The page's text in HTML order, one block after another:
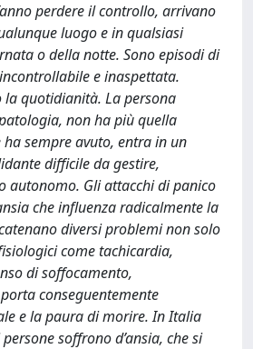
perdere il controllo, arrivano
luogo e in qualsiasi
o della notte. Sono episodi di
e inaspettata.
la quotidianità. La persona
non ha più quella
sempre avuto, entra in un
difficile da gestire,
autonomo. Gli attacchi di panico
che influenza radicalmente la
diversi problemi non solo
come tachicardia,
di soffocamento,
conseguentemente
e la paura di morire. In Italia
soffrono d’ansia, che si